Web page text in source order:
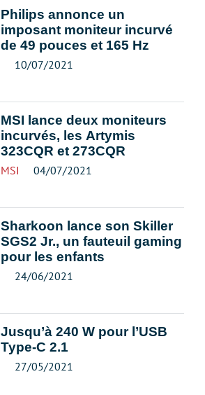
Philips annonce un
imposant moniteur incurvé
de 49 pouces et 165 Hz
10/07/2021
MSI lance deux moniteurs
incurvés, les Artymis
323CQR et 273CQR
MSI 04/07/2021
Sharkoon lance son Skiller
SGS2 Jr., un fauteuil gaming
pour les enfants
24/06/2021
Jusqu’à 240 W pour l’USB
Type-C 2.1
27/05/2021